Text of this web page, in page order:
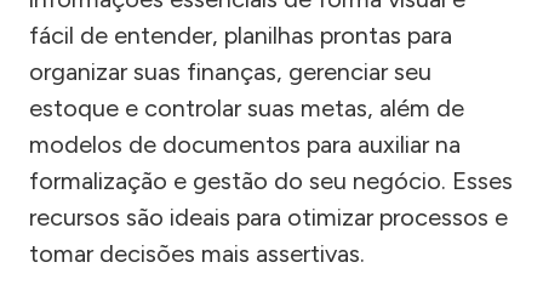
fácil de entender, planilhas prontas para
organizar suas finanças, gerenciar seu
estoque e controlar suas metas, além de
modelos de documentos para auxiliar na
formalização e gestão do seu negócio. Esses
recursos são ideais para otimizar processos e
tomar decisões mais assertivas.